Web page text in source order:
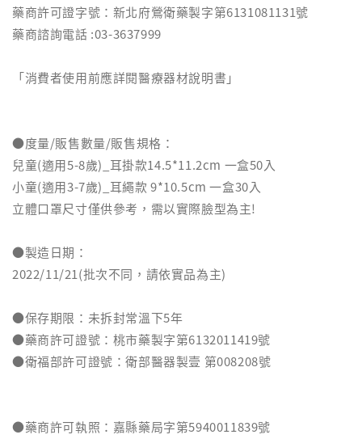
藥商許可證字號：新北府鶯衛藥製字第6131081131號
藥商諮詢電話 :03-3637999
「消費者使用前應詳閱醫療器材說明書」
●度量/販售數量/販售規格：
兒童(適用5-8歲)_耳掛款14.5*11.2cm 一盒50入
小童(適用3-7歲)_耳繩款 9*10.5cm 一盒30入
立體口罩尺寸僅供參考，需以實際臉型為主!
●製造日期：
2022/11/21(批次不同，請依實品為主)
●保存期限：未拆封常溫下5年
●藥商許可證號：桃市藥製字第6132011419號
●衛福部許可證號：衛部醫器製壹 第008208號
●藥商許可執照：嘉縣藥局字第5940011839號